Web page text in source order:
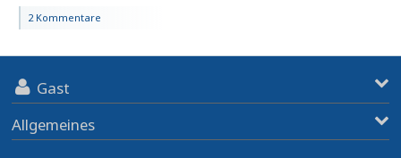
2 Kommentare
Gast
Allgemeines